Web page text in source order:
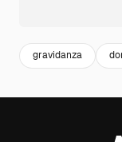
gravidanza